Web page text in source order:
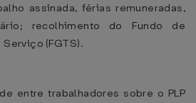
assinada, férias remuneradas,
recolhimento do Fundo de
(FGTS).
entre trabalhadores sobre o PLP